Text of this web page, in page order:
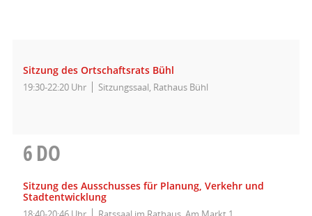
Sitzung des Ortschaftsrats Bühl
19:30-22:20 Uhr Sitzungssaal, Rathaus Bühl
6DO
Sitzung des Ausschusses für Planung, Verkehr und
Stadtentwicklung